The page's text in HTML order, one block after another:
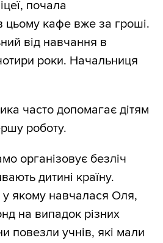
почала
цьому кафе вже за гроші.
від навчання в
роки. Начальниця
часто допомагає дітям
роботу.
організовує безліч
дитині країну.
у якому навчалася Оля,
на випадок різних
повезли учнів, які мали